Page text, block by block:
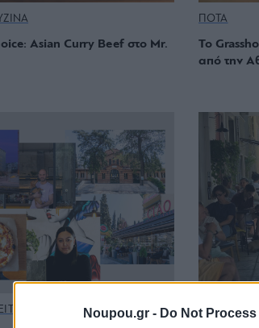
Noupou.gr - Do Not
Asian Curry Beef στο Mr.
ΠΟΤΑ
To
από την